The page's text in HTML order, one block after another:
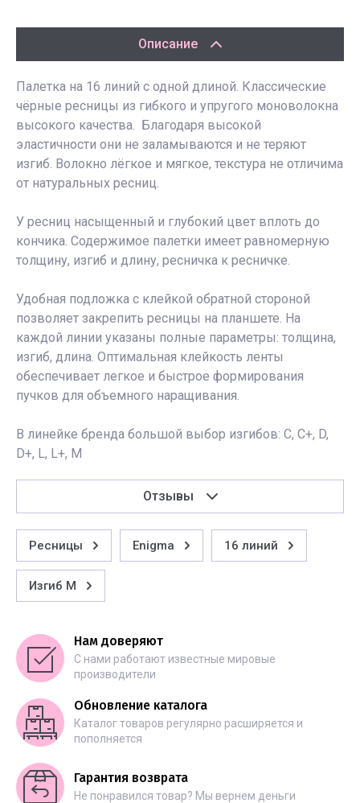
Описание
Палетка на 16 линий с одной длиной. Классические
чёрные ресницы из гибкого и упругого моноволокна
высокого качества. Благодаря высокой
эластичности они не заламываются и не теряют
изгиб. Волокно лёгкое и мягкое, текстура не отличима
от натуральных ресниц.
У ресниц насыщенный и глубокий цвет вплоть до
кончика. Содержимое палетки имеет равномерную
толщину, изгиб и длину, ресничка к ресничке.
Удобная подложка с клейкой обратной стороной
позволяет закрепить ресницы на планшете. На
каждой линии указаны полные параметры: толщина,
изгиб, длина. Оптимальная клейкость ленты
обеспечивает легкое и быстрое формирования
пучков для объемного наращивания.
В линейке бренда большой выбор изгибов: C, C+, D,
D+, L, L+, M
Отзывы
Ресницы Enigma 16 линий
Изгиб M
Нам доверяют
С нами работают известные мировые
производители
Обновление каталога
Каталог товаров регулярно расширяется и
пополняется
Гарантия возврата
Не понравился товар? Мы вернем деньги